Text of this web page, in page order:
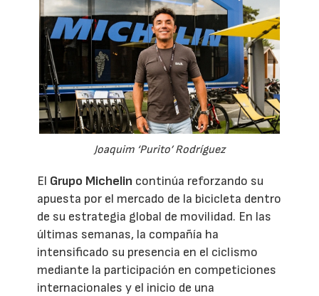
Joaquim ‘Purito’ Rodríguez
El Grupo Michelin continúa reforzando su
apuesta por el mercado de la bicicleta dentro
de su estrategia global de movilidad. En las
últimas semanas, la compañía ha
intensificado su presencia en el ciclismo
mediante la participación en competiciones
internacionales y el inicio de una